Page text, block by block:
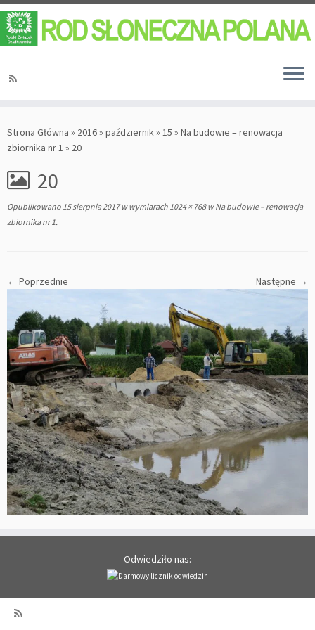
Strona Główna » 2016» październik» 15 » Na budowie – renowacja
zbiornika nr 1 » 20
20
Opublikowano 15 sierpnia 2017w wymiarach 1024 × 768wNa budowie – renowacja
zbiornika nr 1.
← Poprzednie Następne →
Odwiedziło nas: